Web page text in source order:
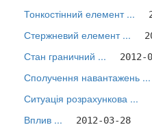
Тонкостінний елемент ...
Стержневий елемент ...
Стан граничний ... 2012-
Сполучення навантажень ...
Ситуація розрахункова ...
Вплив ... 2012-03-28